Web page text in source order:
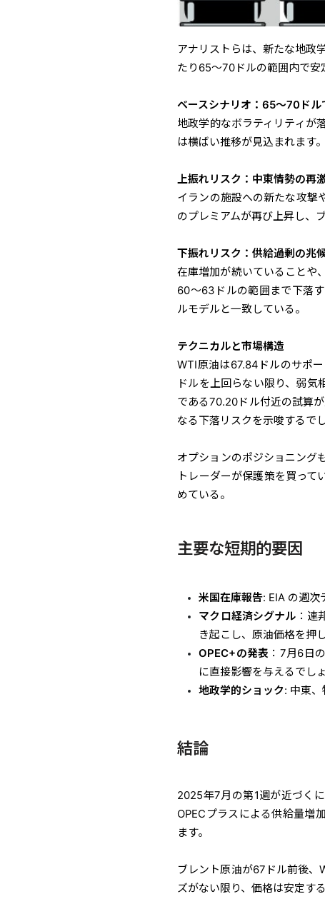
アナリストらは、新たな地政
たり65～70ドルの範囲内で安
ベースシナリオ：65～70ドル
地政学的なボラティリティが
は横ばい推移が見込まれます
上振れリスク：中東情勢の再
イランの施設への新たな攻撃
のプレミアムが再び上昇し、
下振れリスク：供給過剰の兆
在庫増加が続いていることや
60～63ドルの範囲まで下落
ルモデルと一致している。
テクニカルと市場構造
WTI原油は67.84ドルのサポ
ドルを上回らない限り、弱
である70.20ドル付近の試算
なる下落リスクを示唆するでし
オプションのポジショニング
トレーダーが保護策を買っ
めている。
主要な短期的要因
米国在庫報告: EIA の週次
マクロ経済シグナル ：連
き起こし、原油価格を押
OPEC+の発表 ：7月6日
に直接影響を与えるでしょ
地政学的ショック: 中東
結論
2025年7月の第1週が近づく
OPECプラスによる供給量増
ます。
ブレント原油が67ドル前後、
ズがない限り、価格は安定す